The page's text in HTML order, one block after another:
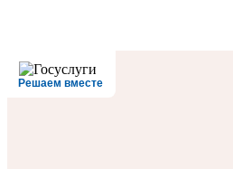
Решаем вместе